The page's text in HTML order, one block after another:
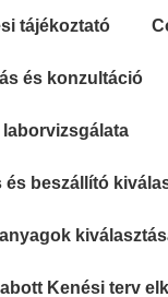
tájékoztató
és konzultáció
és beszállító
Kenési terv